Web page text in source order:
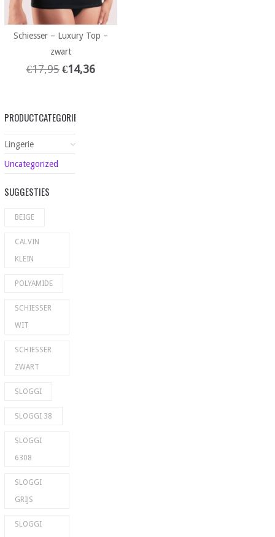
Schiesser – Luxury Top –
zwart
€17,95 €14,36
PRODUCTCATEGORIEËN
Lingerie
Uncategorized
SUGGESTIES
BEIGE
CALVIN
KLEIN
POLYAMIDE
SCHIESSER
WIT
SCHIESSER
ZWART
SLOGGI
SLOGGI 38
SLOGGI
6308
SLOGGI
GRIJS
SLOGGI